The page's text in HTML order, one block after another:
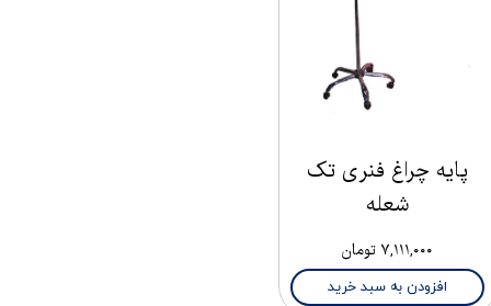
پایه چراغ فنری تک
شعله
۷,۱۱۱,۰۰۰ تومان
افزودن به سبد خرید